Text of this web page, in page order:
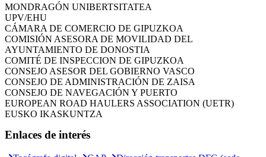
MONDRAGÓN UNIBERTSITATEA
UPV/EHU
CÁMARA DE COMERCIO DE GIPUZKOA
COMISIÓN ASESORA DE MOVILIDAD DEL
AYUNTAMIENTO DE DONOSTIA
COMITÉ DE INSPECCION DE GIPUZKOA
CONSEJO ASESOR DEL GOBIERNO VASCO
CONSEJO DE ADMINISTRACIÓN DE ZAISA
CONSEJO DE NAVEGACIÓN Y PUERTO
EUROPEAN ROAD HAULERS ASSOCIATION (UETR)
EUSKO IKASKUNTZA
FEVATRANS (FEDERACIÓN VASCA DE TRANSPORTES)
GIZLOGA
Enlaces de interés